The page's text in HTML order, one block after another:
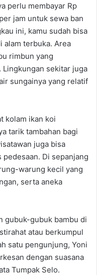
perlu membayar Rp
jam untuk sewa ban
ini, kamu sudah bisa
alam terbuka. Area
rimbun yang
Lingkungan sekitar juga
sungainya yang relatif
kolam ikan koi
tarik tambahan bagi
juga bisa
pedesaan. Di sepanjang
warung kecil yang
serta aneka
gubuk-gubuk bambu di
atau berkumpul
satu pengunjung, Yoni
dengan suasana
Tumpak Selo.